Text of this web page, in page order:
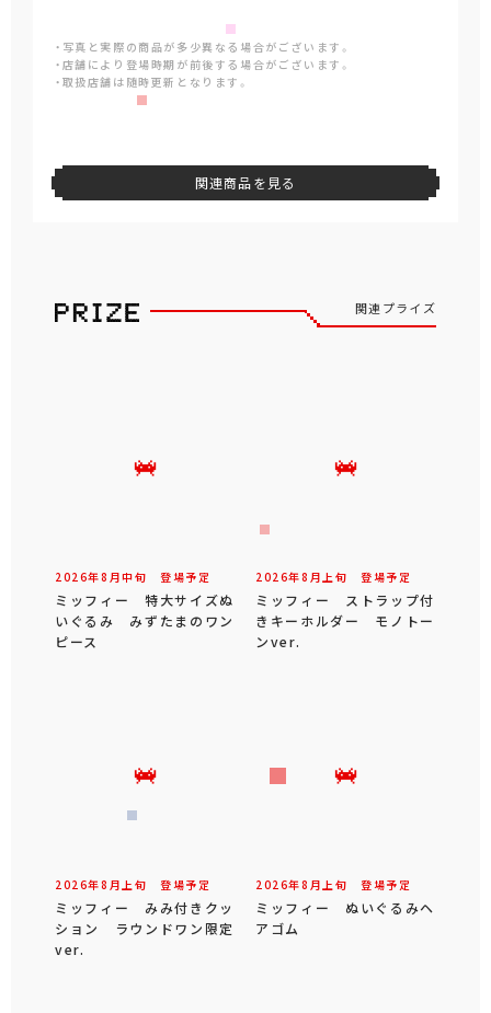
・写真と実際の商品が多少異なる場合がございます。
・店舗により登場時期が前後する場合がございます。
・取扱店舗は随時更新となります。
関連商品を見る
関連プライズ
2026年8 月中旬 登場予定
ミッフィー 特大サイズぬ
いぐるみ みずたまのワン
ピース
2026年8 月 上旬 登場予定
ミッフィー ストラップ付
きキーホルダー モノトー
ンver.
2026年8 月 上旬 登場予定
ミッフィー みみ付きクッ
ション ラウンドワン限定
ver.
2026年8 月 上旬 登場予定
ミッフィー ぬいぐるみヘ
アゴム